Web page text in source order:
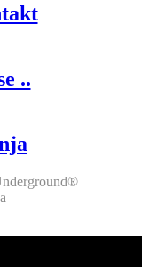
..